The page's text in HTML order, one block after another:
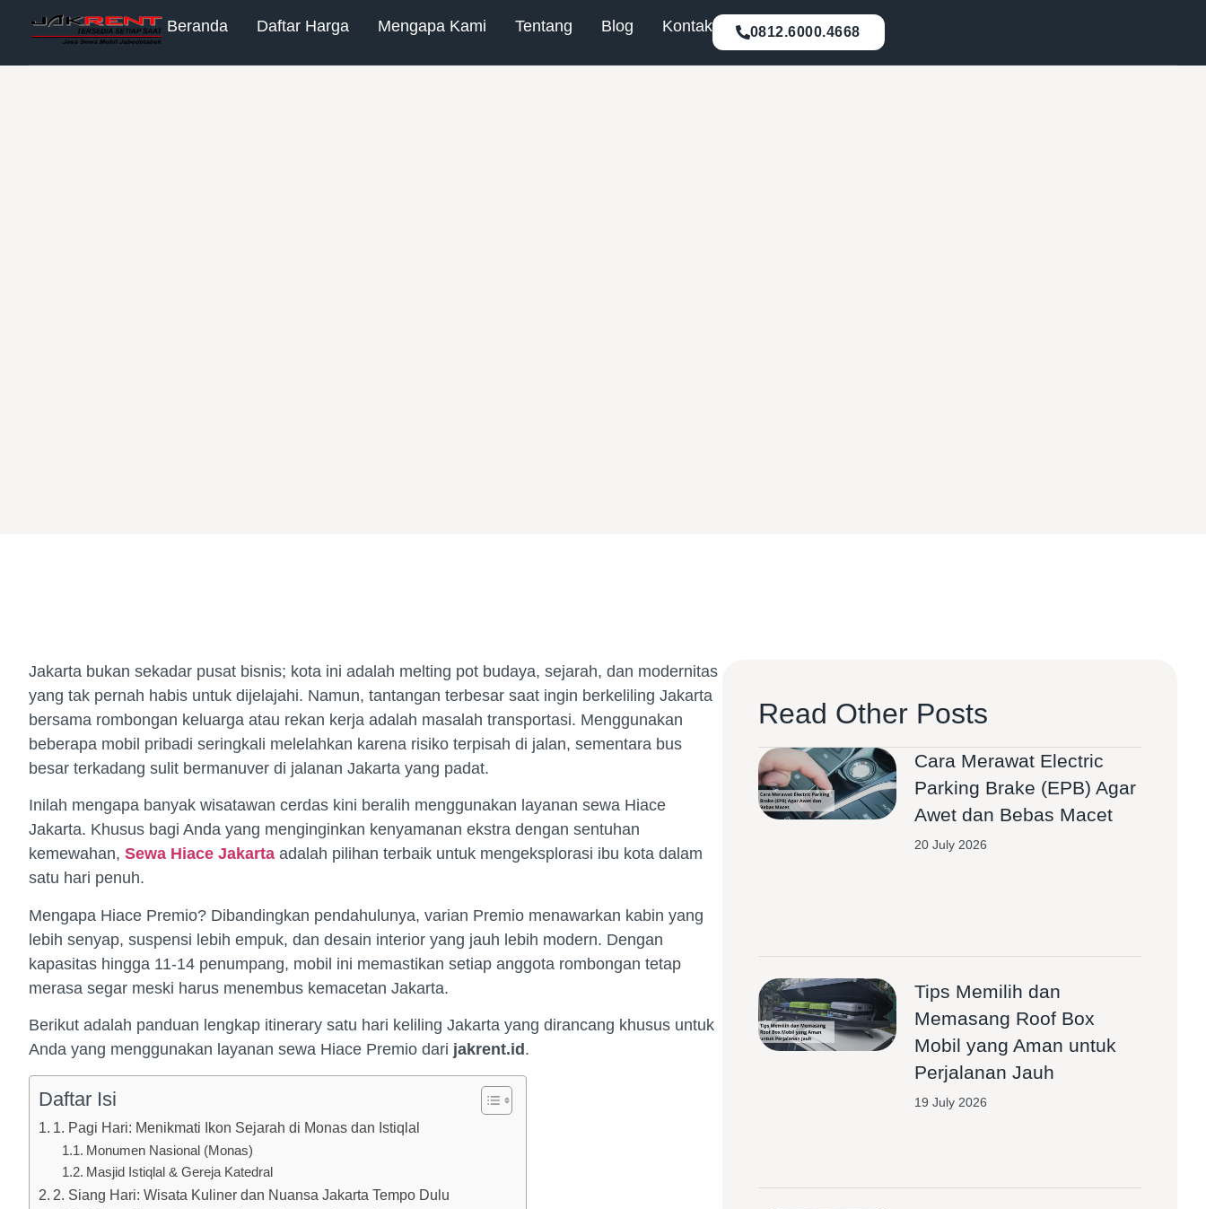
Beranda Daftar Harga Mengapa Kami Tentang Blog Kontak 0812.6000.4668
Jakarta bukan sekadar pusat bisnis; kota ini adalah melting pot budaya, sejarah, dan modernitas
yang tak pernah habis untuk dijelajahi. Namun, tantangan terbesar saat ingin berkeliling Jakarta
bersama rombongan keluarga atau rekan kerja adalah masalah transportasi. Menggunakan
beberapa mobil pribadi seringkali melelahkan karena risiko terpisah di jalan, sementara bus
besar terkadang sulit bermanuver di jalanan Jakarta yang padat.
Inilah mengapa banyak wisatawan cerdas kini beralih menggunakan layanan sewa Hiace
Jakarta. Khusus bagi Anda yang menginginkan kenyamanan ekstra dengan sentuhan
kemewahan, Sewa Hiace Jakarta adalah pilihan terbaik untuk mengeksplorasi ibu kota dalam
satu hari penuh.
Mengapa Hiace Premio? Dibandingkan pendahulunya, varian Premio menawarkan kabin yang
lebih senyap, suspensi lebih empuk, dan desain interior yang jauh lebih modern. Dengan
kapasitas hingga 11-14 penumpang, mobil ini memastikan setiap anggota rombongan tetap
merasa segar meski harus menembus kemacetan Jakarta.
Berikut adalah panduan lengkap itinerary satu hari keliling Jakarta yang dirancang khusus untuk
Anda yang menggunakan layanan sewa Hiace Premio dari jakrent.id .
Daftar Isi
1. Pagi Hari: Menikmati Ikon Sejarah di Monas dan Istiqlal
Monumen Nasional (Monas)
Masjid Istiqlal & Gereja Katedral
2. Siang Hari: Wisata Kuliner dan Nuansa Jakarta Tempo Dulu
Read Other Posts
Cara Merawat Electric
Parking Brake (EPB) Agar
Awet dan Bebas Macet
20 July 2026
Tips Memilih dan
Memasang Roof Box
Mobil yang Aman untuk
Perjalanan Jauh
19 July 2026